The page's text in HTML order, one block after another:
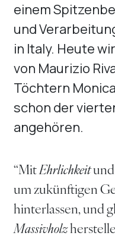
einem
und
in Italy. Heute
von Maurizio
Töchtern
schon der
angehören.
“MitEhrlichkeit
um zukünftigen
hinterlassen, und
Massivholz